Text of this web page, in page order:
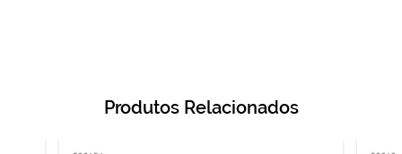
Produtos Relacionados